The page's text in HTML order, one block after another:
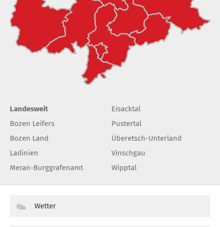
Landesweit
Bozen Leifers
Bozen Land
Ladinien
Meran-Burggrafenamt
Eisacktal
Pustertal
Überetsch-Unterland
Vinschgau
Wipptal
Wetter